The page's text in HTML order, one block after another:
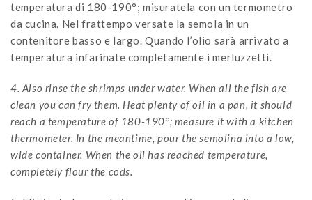
temperatura di 180-190°; misuratela con un termometro
da cucina. Nel frattempo versate la semola in un
contenitore basso e largo. Quando l’olio sarà arrivato a
temperatura infarinate completamente i merluzzetti.
4. Also rinse the shrimps under water. When all the fish are
clean you can fry them. Heat plenty of oil in a pan, it should
reach a temperature of 180-190°; measure it with a kitchen
thermometer. In the meantime, pour the semolina into a low,
wide container. When the oil has reached temperature,
completely flour the cods.